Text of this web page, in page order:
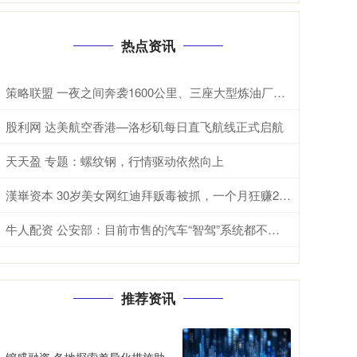
热点资讯
策略联盟 一夜之间奔袭1600公里、三座大型炼油厂、2300万吨原油 在现代战
股利网 达美航空香港—洛杉矶每日直飞航线正式启航
天天盈 专题：螺纹钢，行情驱动依然向上
漢崋资本 30岁美女网红迪拜贩毒被抓，一个月狂赚273万，律师称她天真脆弱
牛人配资 公安部：目前市售的汽车“智驾”系统都不具备“自动驾驶”功能
推荐资讯